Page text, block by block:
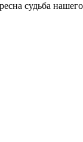
судьба